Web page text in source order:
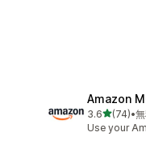
Amazon
3.65つ星中
(74)
合計レビュ
•
Use your